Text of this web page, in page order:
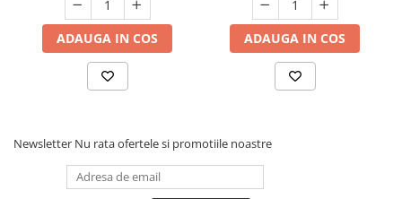
ADAUGA IN COS ADAUGA IN COS
Newsletter Nu rata ofertele si promotiile noastre